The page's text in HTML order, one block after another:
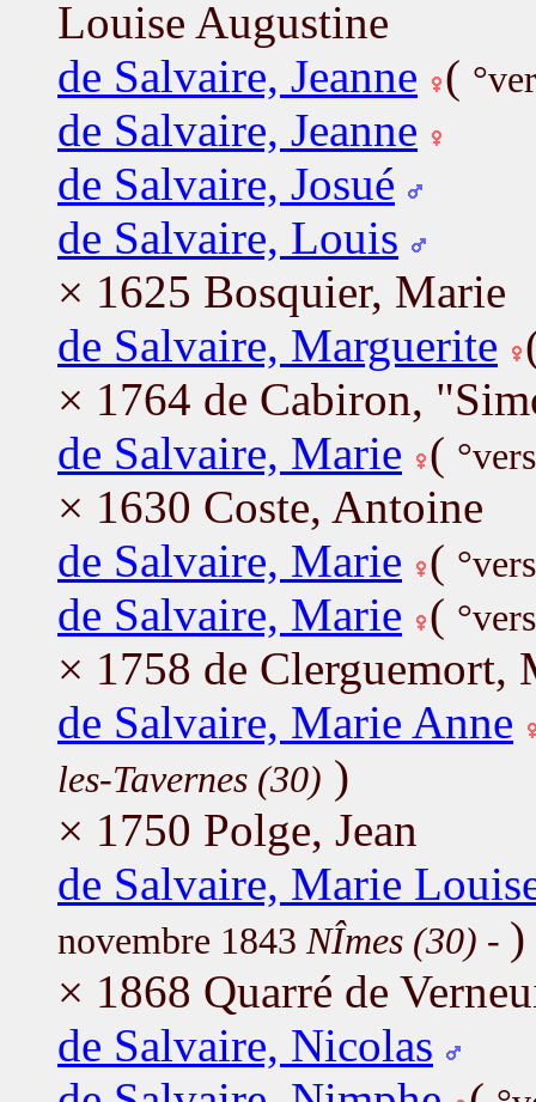
Louise Augustine
de Salvaire, Jeanne (
de Salvaire, Jeanne
de Salvaire, Josué
de Salvaire, Louis
× 1625 Bosquier, Marie
de Salvaire, Marguerite
× 1764 de Cabiron,
de Salvaire, Marie (
× 1630 Coste, Antoine
de Salvaire, Marie (
de Salvaire, Marie (
× 1758 de Clerguemort,
de Salvaire, Marie Anne
les-Tavernes (30) )
× 1750 Polge, Jean
de Salvaire, Marie
novembre 1843 NÎmes (30) - )
× 1868 Quarré de
de Salvaire, Nicolas